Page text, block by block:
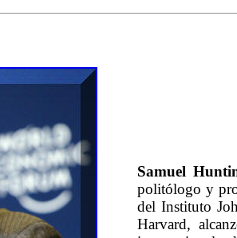
Samuel
politólogo y
del Instituto
Harvard,